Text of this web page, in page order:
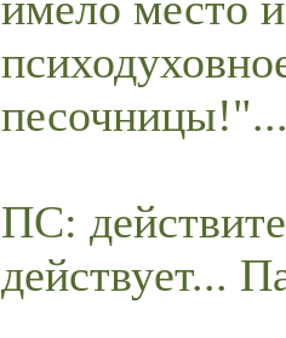
ПС:
действует...